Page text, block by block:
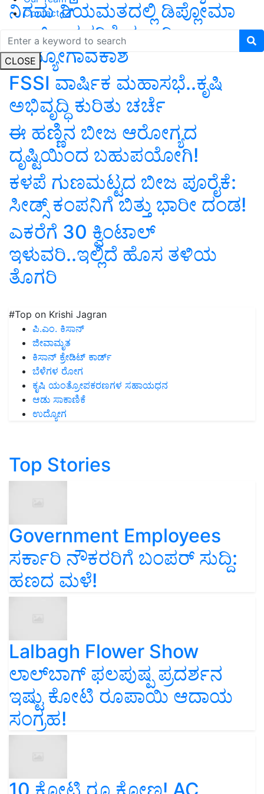
Contact
CLOSE
ನಿಗಮ ನಿಯಮತದಲ್ಲಿ ಡಿಪ್ಲೋಮಾ
ಪಾಸ್‌ ಆದವರಿಗೆ ಭರ್ಜರಿ
ಉದ್ಯೋಗಾವಕಾಶ
FSSI ವಾರ್ಷಿಕ ಮಹಾಸಭೆ..ಕೃಷಿ
ಅಭಿವೃದ್ಧಿ ಕುರಿತು ಚರ್ಚೆ
ಈ ಹಣ್ಣಿನ ಬೀಜ ಆರೋಗ್ಯದ
ದೃಷ್ಟಿಯಿಂದ ಬಹುಪಯೋಗಿ!
ಕಳಪೆ ಗುಣಮಟ್ಟದ ಬೀಜ ಪೂರೈಕೆ:
ಸೀಡ್ಸ್ ಕಂಪನಿಗೆ ಬಿತ್ತು ಭಾರೀ ದಂಡ!
ಎಕರೆಗೆ 30 ಕ್ವಿಂಟಾಲ್‌
ಇಳುವರಿ..ಇಲ್ಲಿದೆ ಹೊಸ ತಳಿಯ
ತೊಗರಿ
#Top on Krishi Jagran
ಪಿ.ಎಂ. ಕಿಸಾನ್
ಜೀವಾಮೃತ
ಕಿಸಾನ್ ಕ್ರೇಡಿಟ್ ಕಾರ್ಡ್
ಬೆಳೆಗಳ ರೋಗ
ಕೃಷಿ ಯಂತ್ರೋಪಕರಣಗಳ ಸಹಾಯಧನ
ಆಡು ಸಾಕಾಣಿಕೆ
ಉದ್ಯೋಗ
Top Stories
Government Employees
ಸರ್ಕಾರಿ ನೌಕರರಿಗೆ ಬಂಪರ್‌ ಸುದ್ದಿ:
ಹಣದ ಮಳೆ!
Lalbagh Flower Show
ಲಾಲ್‌ಬಾಗ್ ಫಲಪುಷ್ಪ ಪ್ರದರ್ಶನ
ಇಷ್ಟು ಕೋಟಿ ರೂಪಾಯಿ ಆದಾಯ
ಸಂಗ್ರಹ!